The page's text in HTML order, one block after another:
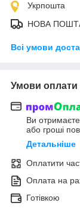
Укрпошта
НОВА
Всі умови
Умови оплати
Ви
або гроші
Детальніше
Оплатити
Оплата на
Готівкою